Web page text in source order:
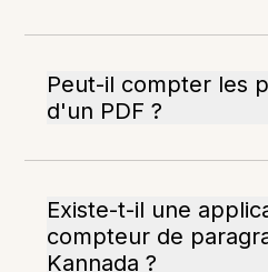
Peut-il compter les
d'un PDF ?
Existe-t-il une
compteur de
Kannada ?